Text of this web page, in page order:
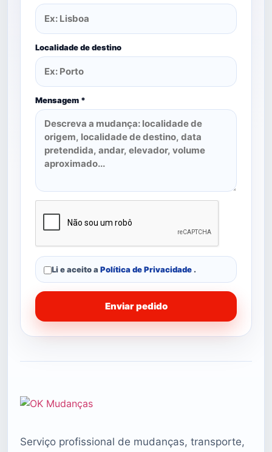
Localidade de destino
Mensagem *
Li e aceito a Política de Privacidade .
Enviar pedido
Serviço profissional de mudanças, transporte,